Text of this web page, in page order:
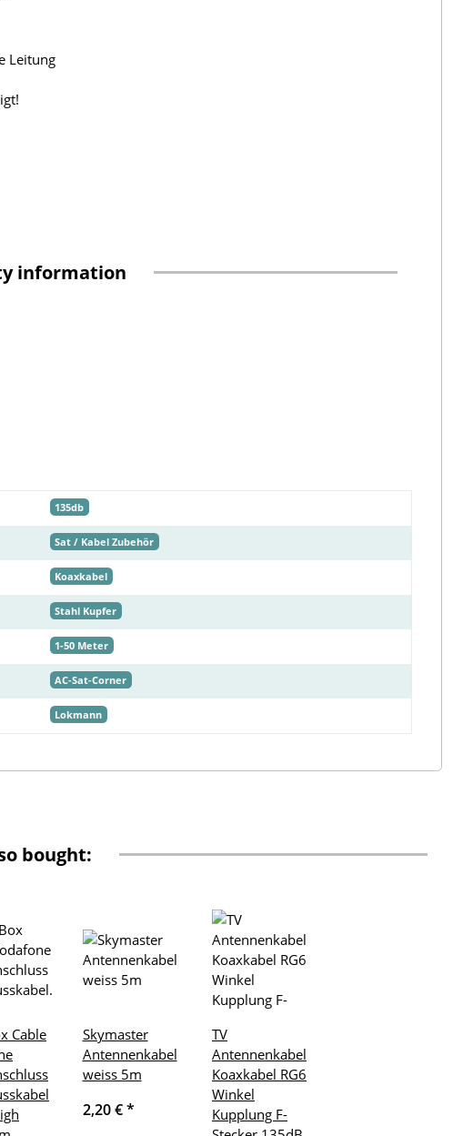
Leitung
information
135db
Sat / Kabel Zubehör
Koaxkabel
Stahl Kupfer
1-50 Meter
AC-Sat-Corner
Lokmann
bought:
Cable
Skymaster
Antennenkabel
weiss 5m
2,20 €*
TV
Antennenkabel
Koaxkabel RG6
Winkel
Kupplung F-